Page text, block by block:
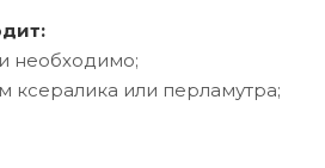
необходимо;
ксералика или перламутра;